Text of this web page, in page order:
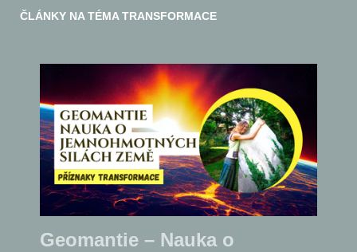
ČLÁNKY NA TÉMA TRANSFORMACE
Geomantie – Nauka o